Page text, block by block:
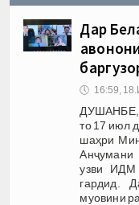
Дар
🕔 16:59,
ДУШАНБЕ,
то 17 июл
шаҳри
Анҷумани
узви ИДМ
гардид.
муовини